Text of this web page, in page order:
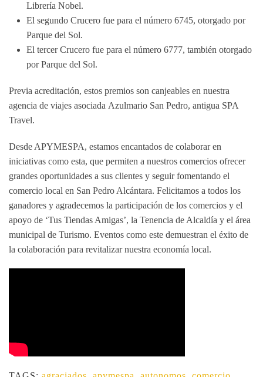
Librería Nobel.
El segundo Crucero fue para el número 6745, otorgado por
Parque del Sol.
El tercerCrucero fue para el número 6777, también otorgado
porParque del Sol.
Previa acreditación, estos premios son canjeables en nuestra
agencia de viajes asociada Azulmario San Pedro, antigua SPA
Travel.
Desde APYMESPA, estamos encantados de colaborar en
iniciativas como esta, que permiten a nuestros comercios ofrecer
grandes oportunidades a sus clientes y seguir fomentando el
comercio local en San Pedro Alcántara. Felicitamos a todos los
ganadores y agradecemos la participación de los comercios y el
apoyo de ‘Tus Tiendas Amigas’, la Tenencia de Alcaldía y el área
municipal de Turismo. Eventos como este demuestran el éxito de
la colaboración para revitalizar nuestra economía local.